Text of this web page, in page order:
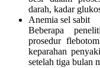
darah, kadar
Anemia sel sabit
Beberapa
prosedur
keparahan
setelah tiga bulan